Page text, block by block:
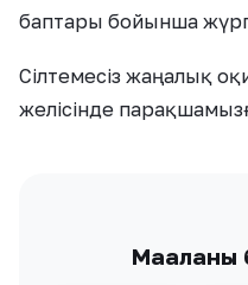
баптары бойынша
Сілтемесіз жаңалық
желісінде
Мақаланы